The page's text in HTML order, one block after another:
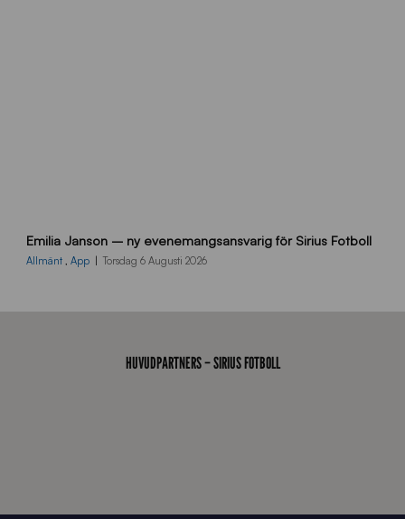
0
0
Emilia Janson – ny evenemangsansvarig för Sirius Fotboll
Allmänt , App Torsdag 6 Augusti 2026
HUVUDPARTNERS – SIRIUS FOTBOLL